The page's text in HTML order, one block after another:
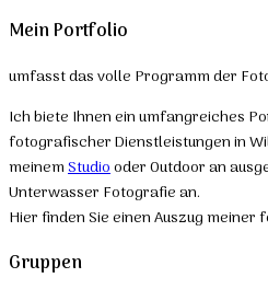
Mein Portfolio
umfasst das volle Programm der
Ich biete Ihnen ein umfangreiches
fotografischer Dienstleistungen in
meinemStudiooder Outdoor an
Unterwasser Fotografie an.
Hier finden Sie einen Auszug
Gruppen